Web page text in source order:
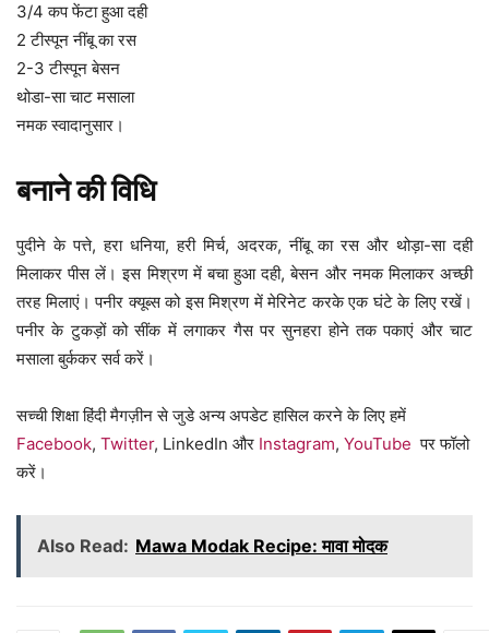
3/4 कप फेंटा हुआ दही
2 टीस्पून नींबू का रस
2-3 टीस्पून बेसन
थोडा-सा चाट मसाला
नमक स्वादानुसार।
बनाने की विधि
पुदीने के पत्ते, हरा धनिया, हरी मिर्च, अदरक, नींबू का रस और थोड़ा-सा दही
मिलाकर पीस लें। इस मिश्रण में बचा हुआ दही, बेसन और नमक मिलाकर अच्छी
तरह मिलाएं। पनीर क्यूब्स को इस मिश्रण में मेरिनेट करके एक घंटे के लिए रखें।
पनीर के टुकड़ों को सींक में लगाकर गैस पर सुनहरा होने तक पकाएं और चाट
मसाला बुर्ककर सर्व करें।
सच्ची शिक्षा हिंदी मैगज़ीन से जुडे अन्य अपडेट हासिल करने के लिए हमें
Facebook, Twitter, LinkedIn और Instagram, YouTube पर फॉलो
करें।
Also Read: Mawa Modak Recipe: मावा मोदक